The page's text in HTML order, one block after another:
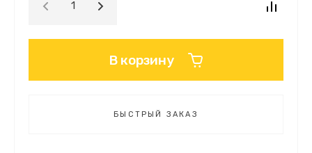
В корзину
БЫСТРЫЙ ЗАКАЗ